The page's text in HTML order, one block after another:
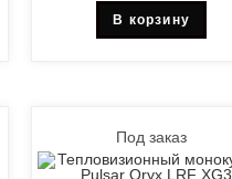
В корзину
Под заказ